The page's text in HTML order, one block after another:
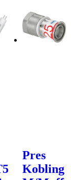
Pres
Kobling